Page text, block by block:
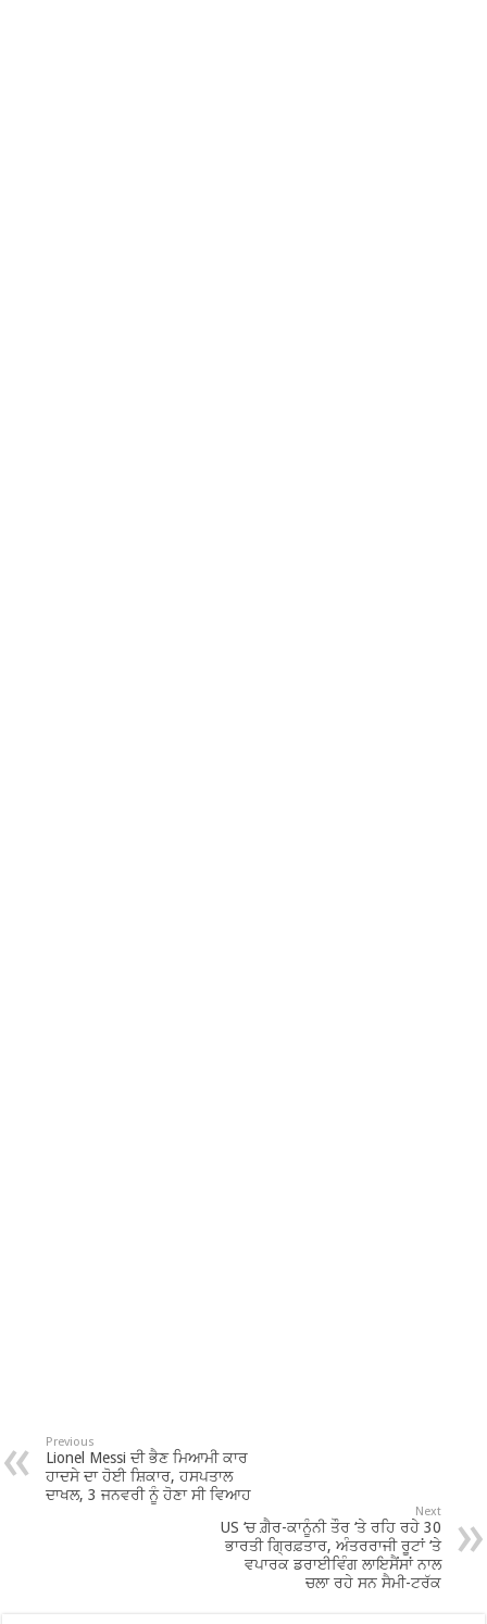
Previous
Lionel Messi ਦੀ ਭੈਣ ਮਿਆਮੀ ਕਾਰ
ਹਾਦਸੇ ਦਾ ਹੋਈ ਸ਼ਿਕਾਰ, ਹਸਪਤਾਲ
ਦਾਖਲ, 3 ਜਨਵਰੀ ਨੂੰ ਹੋਣਾ ਸੀ ਵਿਆਹ
Next
US ‘ਚ ਗ਼ੈਰ-ਕਾਨੂੰਨੀ ਤੌਰ ‘ਤੇ ਰਹਿ ਰਹੇ 30
ਭਾਰਤੀ ਗ੍ਰਿਫ਼ਤਾਰ, ਅੰਤਰਰਾਜੀ ਰੂਟਾਂ ‘ਤੇ
ਵਪਾਰਕ ਡਰਾਈਵਿੰਗ ਲਾਇਸੈਂਸਾਂ ਨਾਲ
ਚਲਾ ਰਹੇ ਸਨ ਸੈਮੀ-ਟਰੱਕ